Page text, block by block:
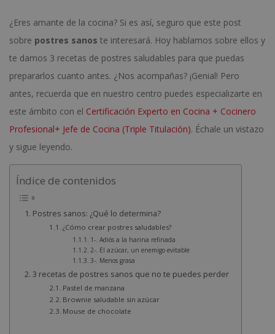
¿Eres amante de la cocina? Si es así, seguro que este post
sobre postres sanos te interesará. Hoy hablamos sobre ellos y
te damos 3 recetas de postres saludables para que puedas
prepararlos cuanto antes. ¿Nos acompañas? ¡Genial! Pero
antes, recuerda que en nuestro centro puedes especializarte en
este ámbito con el Certificación Experto en Cocina + Cocinero
Profesional+ Jefe de Cocina (Triple Titulación). Échale un vistazo
y sigue leyendo.
Índice de contenidos
Postres sanos: ¿Qué lo determina?
¿Cómo crear postres saludables?
1-. Adiós a la harina refinada
2-. El azúcar, un enemigo evitable
3-. Menos grasa
3 recetas de postres sanos que no te puedes perder
Pastel de manzana
Brownie saludable sin azúcar
Mouse de chocolate